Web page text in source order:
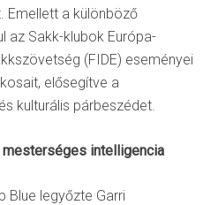
Emellett a különböző
az Sakk-klubok Európa-
(FIDE) eseményei
elősegítve a
kulturális párbeszédet.
intelligencia
Blue legyőzte Garri